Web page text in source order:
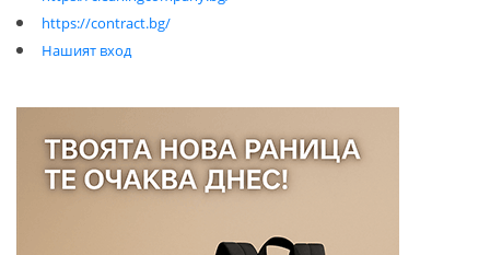
https://contract.bg/
Нашият вход